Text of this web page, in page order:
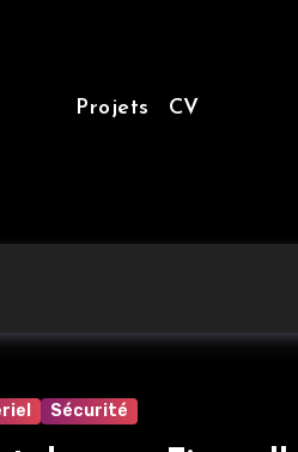
Projets CV
Sécurité